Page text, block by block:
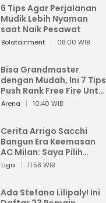
6 Tips Agar Perjalanan
Mudik Lebih Nyaman
saat Naik Pesawat
Bolatainment 08:00 WIB
Bisa Grandmaster
dengan Mudah, Ini 7 Tips
Push Rank Free Fire Untuk
Pemula
Arena 10:40 WIB
Cerita Arrigo Sacchi
Bangun Era Keemasan
AC Milan: Saya Pilih
Pemain dari Isi Otaknya
Liga 11:58 WIB
Ada Stefano Lilipaly! Ini